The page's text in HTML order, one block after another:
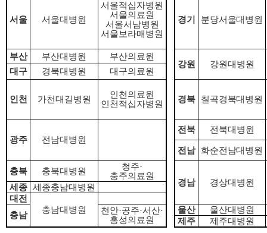
서울 서울대병원
서울적십자병원
서울의료원
서울서남병원
서울보라매병원
경기 분당서울대병원
부산 부산대병원
부산의료원
강원
강원대병원
대구 경북대병원 대구의료원
인천 가천대길병원
인천의료원
인천적십자병원
경북 칠곡경북대병원
광주 전남대병원
전북 전북대병원
전남 화순전남대병원
충북 충북대병원 청주·
충주의료원
경남 경상대병원
세종 세종충남대병원
대전
충남대병원
충남 천안·공주·서산·
홍성의료원
울산
울산대병원
제주
제주대병원